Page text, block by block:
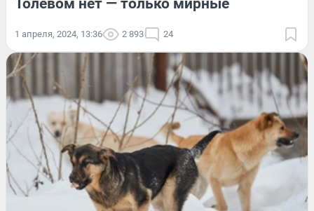
1 апреля, 2024, 13:36 2 893 24